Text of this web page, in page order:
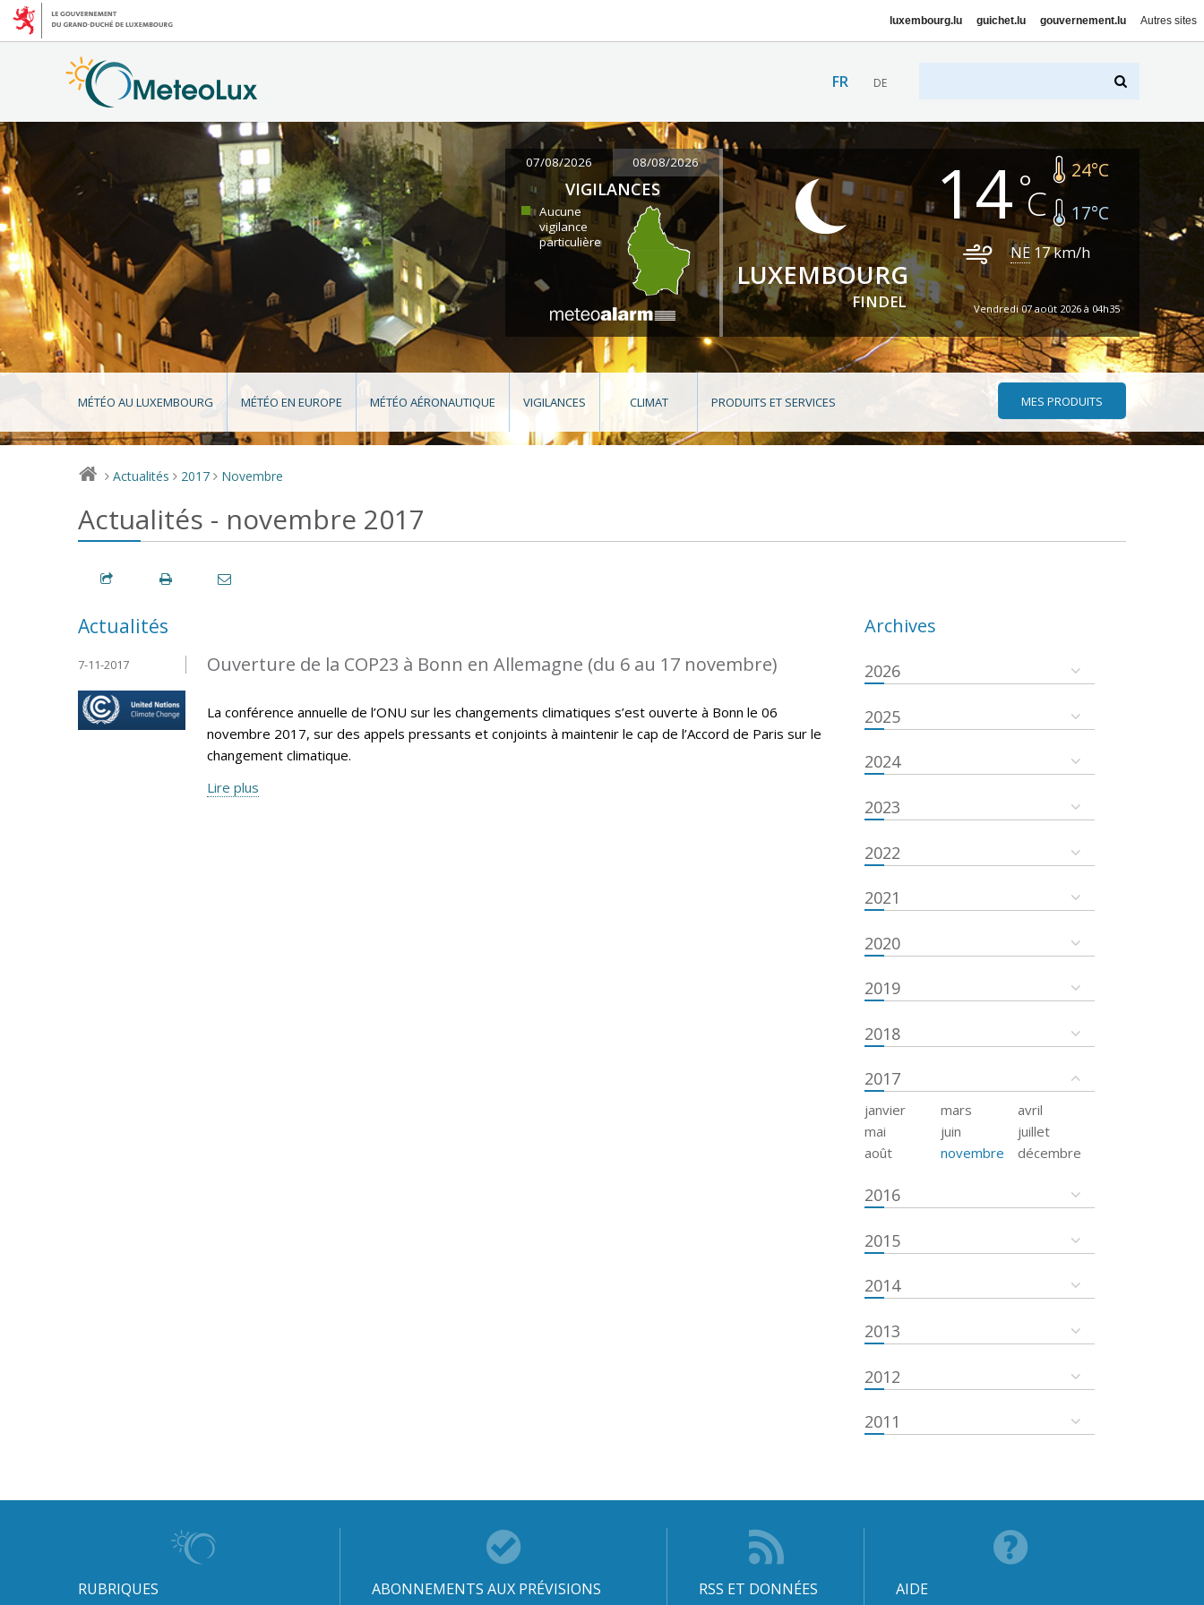
luxembourg.lu guichet.lu gouvernement.lu Autres sites
FR DE
07/08/2026 08/08/2026
VIGILANCES
Aucune
vigilance
particulière
LUXEMBOURG
FINDEL
14 24°C
17°C
NE 17km/h
Vendredi 07 août 2026 à 04h35
MÉTÉO AU LUXEMBOURG MÉTÉO EN EUROPE MÉTÉO AÉRONAUTIQUE VIGILANCES CLIMAT PRODUITS ET SERVICES MES PRODUITS
> Actualités > 2017 > Novembre
Actualités - novembre 2017
Actualités
Ouverture de la COP23 à Bonn en Allemagne (du 6 au 17 novembre)
7-11-2017
La conférence annuelle de l’ONU sur les changements climatiques s’est ouverte à Bonn le 06
novembre 2017, sur des appels pressants et conjoints à maintenir le cap de l’Accord de Paris sur le
changement climatique.
Lire plus
Archives
2026
2025
2024
2023
2022
2021
2020
2019
2018
2017
janvier mars
avril
mai
juin
juillet
août
novembre décembre
2016
2015
2014
2013
2012
2011
RUBRIQUES ABONNEMENTS AUX PRÉVISIONS RSS ET DONNÉES AIDE